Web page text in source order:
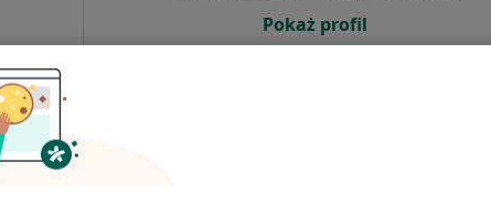
Pokaż profil